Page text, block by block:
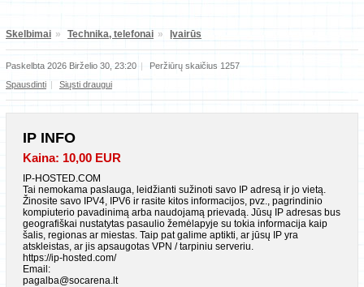
Skelbimai » Technika, telefonai » Įvairūs
Paskelbta 2026 Birželio 30, 23:20 |
Peržiūrų skaičius 1257
Spausdinti | Siųsti draugui
IP INFO
Kaina: 10,00 EUR
IP-HOSTED.COM
Tai nemokama paslauga, leidžianti sužinoti savo IP adresą ir jo vietą.
Žinosite savo IPV4, IPV6 ir rasite kitos informacijos, pvz., pagrindinio
kompiuterio pavadinimą arba naudojamą prievadą. Jūsų IP adresas bus
geografiškai nustatytas pasaulio žemėlapyje su tokia informacija kaip
šalis, regionas ar miestas. Taip pat galime aptikti, ar jūsų IP yra
atskleistas, ar jis apsaugotas VPN / tarpiniu serveriu.
https://ip-hosted.com/
Email:
pagalba@socarena.lt